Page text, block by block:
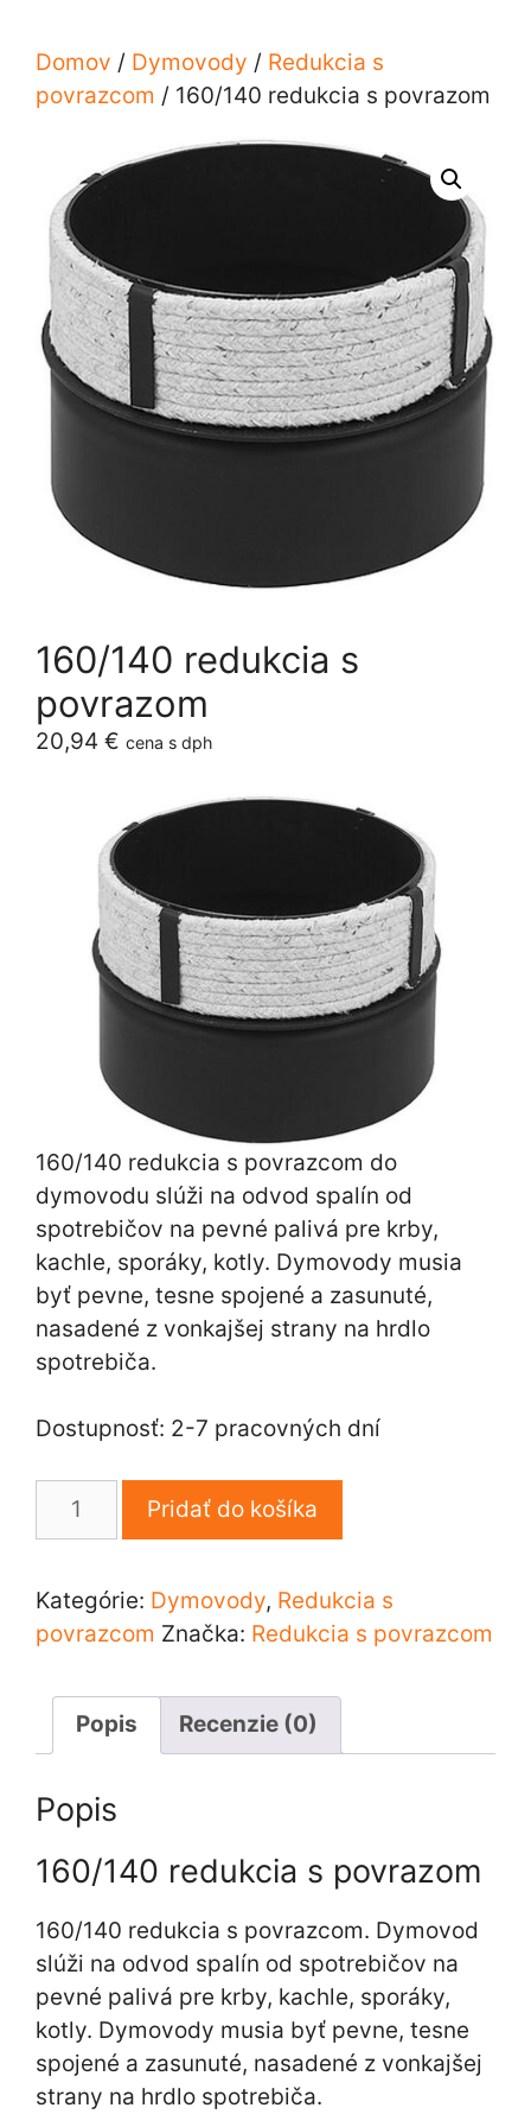
Domov / Dymovody / Redukcia s
povrazcom / 160/140 redukcia s povrazom
160/140 redukcia s
povrazom
20,94 € cena s dph
160/140 redukcia s povrazcom do
dymovodu slúži na odvod spalín od
spotrebičov na pevné palivá pre krby,
kachle, sporáky, kotly. Dymovody musia
byť pevne, tesne spojené a zasunuté,
nasadené z vonkajšej strany na hrdlo
spotrebiča.
Dostupnosť: 2-7 pracovných dní
množstvo
s
povrazom
Pridať do košíka
Kategórie: Dymovody, Redukcia s
povrazcom Značka: Redukcia s povrazcom
Popis Recenzie (0)
Popis
160/140 redukcia s povrazom
160/140 redukcia s povrazcom. Dymovod
slúži na odvod spalín od spotrebičov na
pevné palivá pre krby, kachle, sporáky,
kotly. Dymovody musia byť pevne, tesne
spojené a zasunuté, nasadené z vonkajšej
strany na hrdlo spotrebiča.